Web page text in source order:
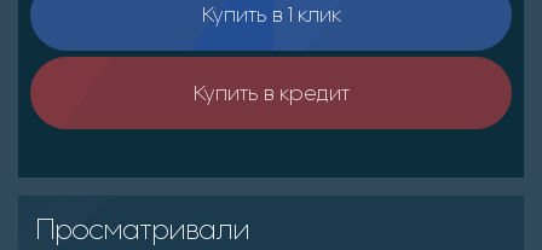
Купить в 1 клик
Купить в кредит
Просматривали